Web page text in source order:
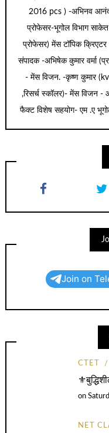
2016 pcs ) -अभिनव
प्रोफेसर-भूगोल विभाग
प्रोफेसर) मेंस टॉपिक
संपादक -अभिषेक कुमार वर्मा
- मेंस विजन. -कृष्ण कुमार
,रिसर्च स्कॉलर)- मेंस विजन -
फैक्ट विशेष सहयोग- एम .ए
Join on
CTET
on
NET